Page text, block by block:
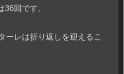
36回です。
ーレは折り返しを迎えるこ